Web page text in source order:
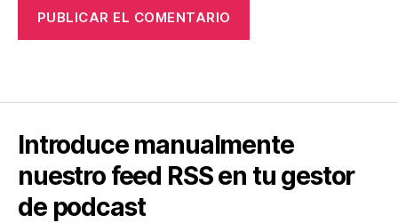
Introduce manualmente
nuestro feed RSS en tu gestor
de podcast